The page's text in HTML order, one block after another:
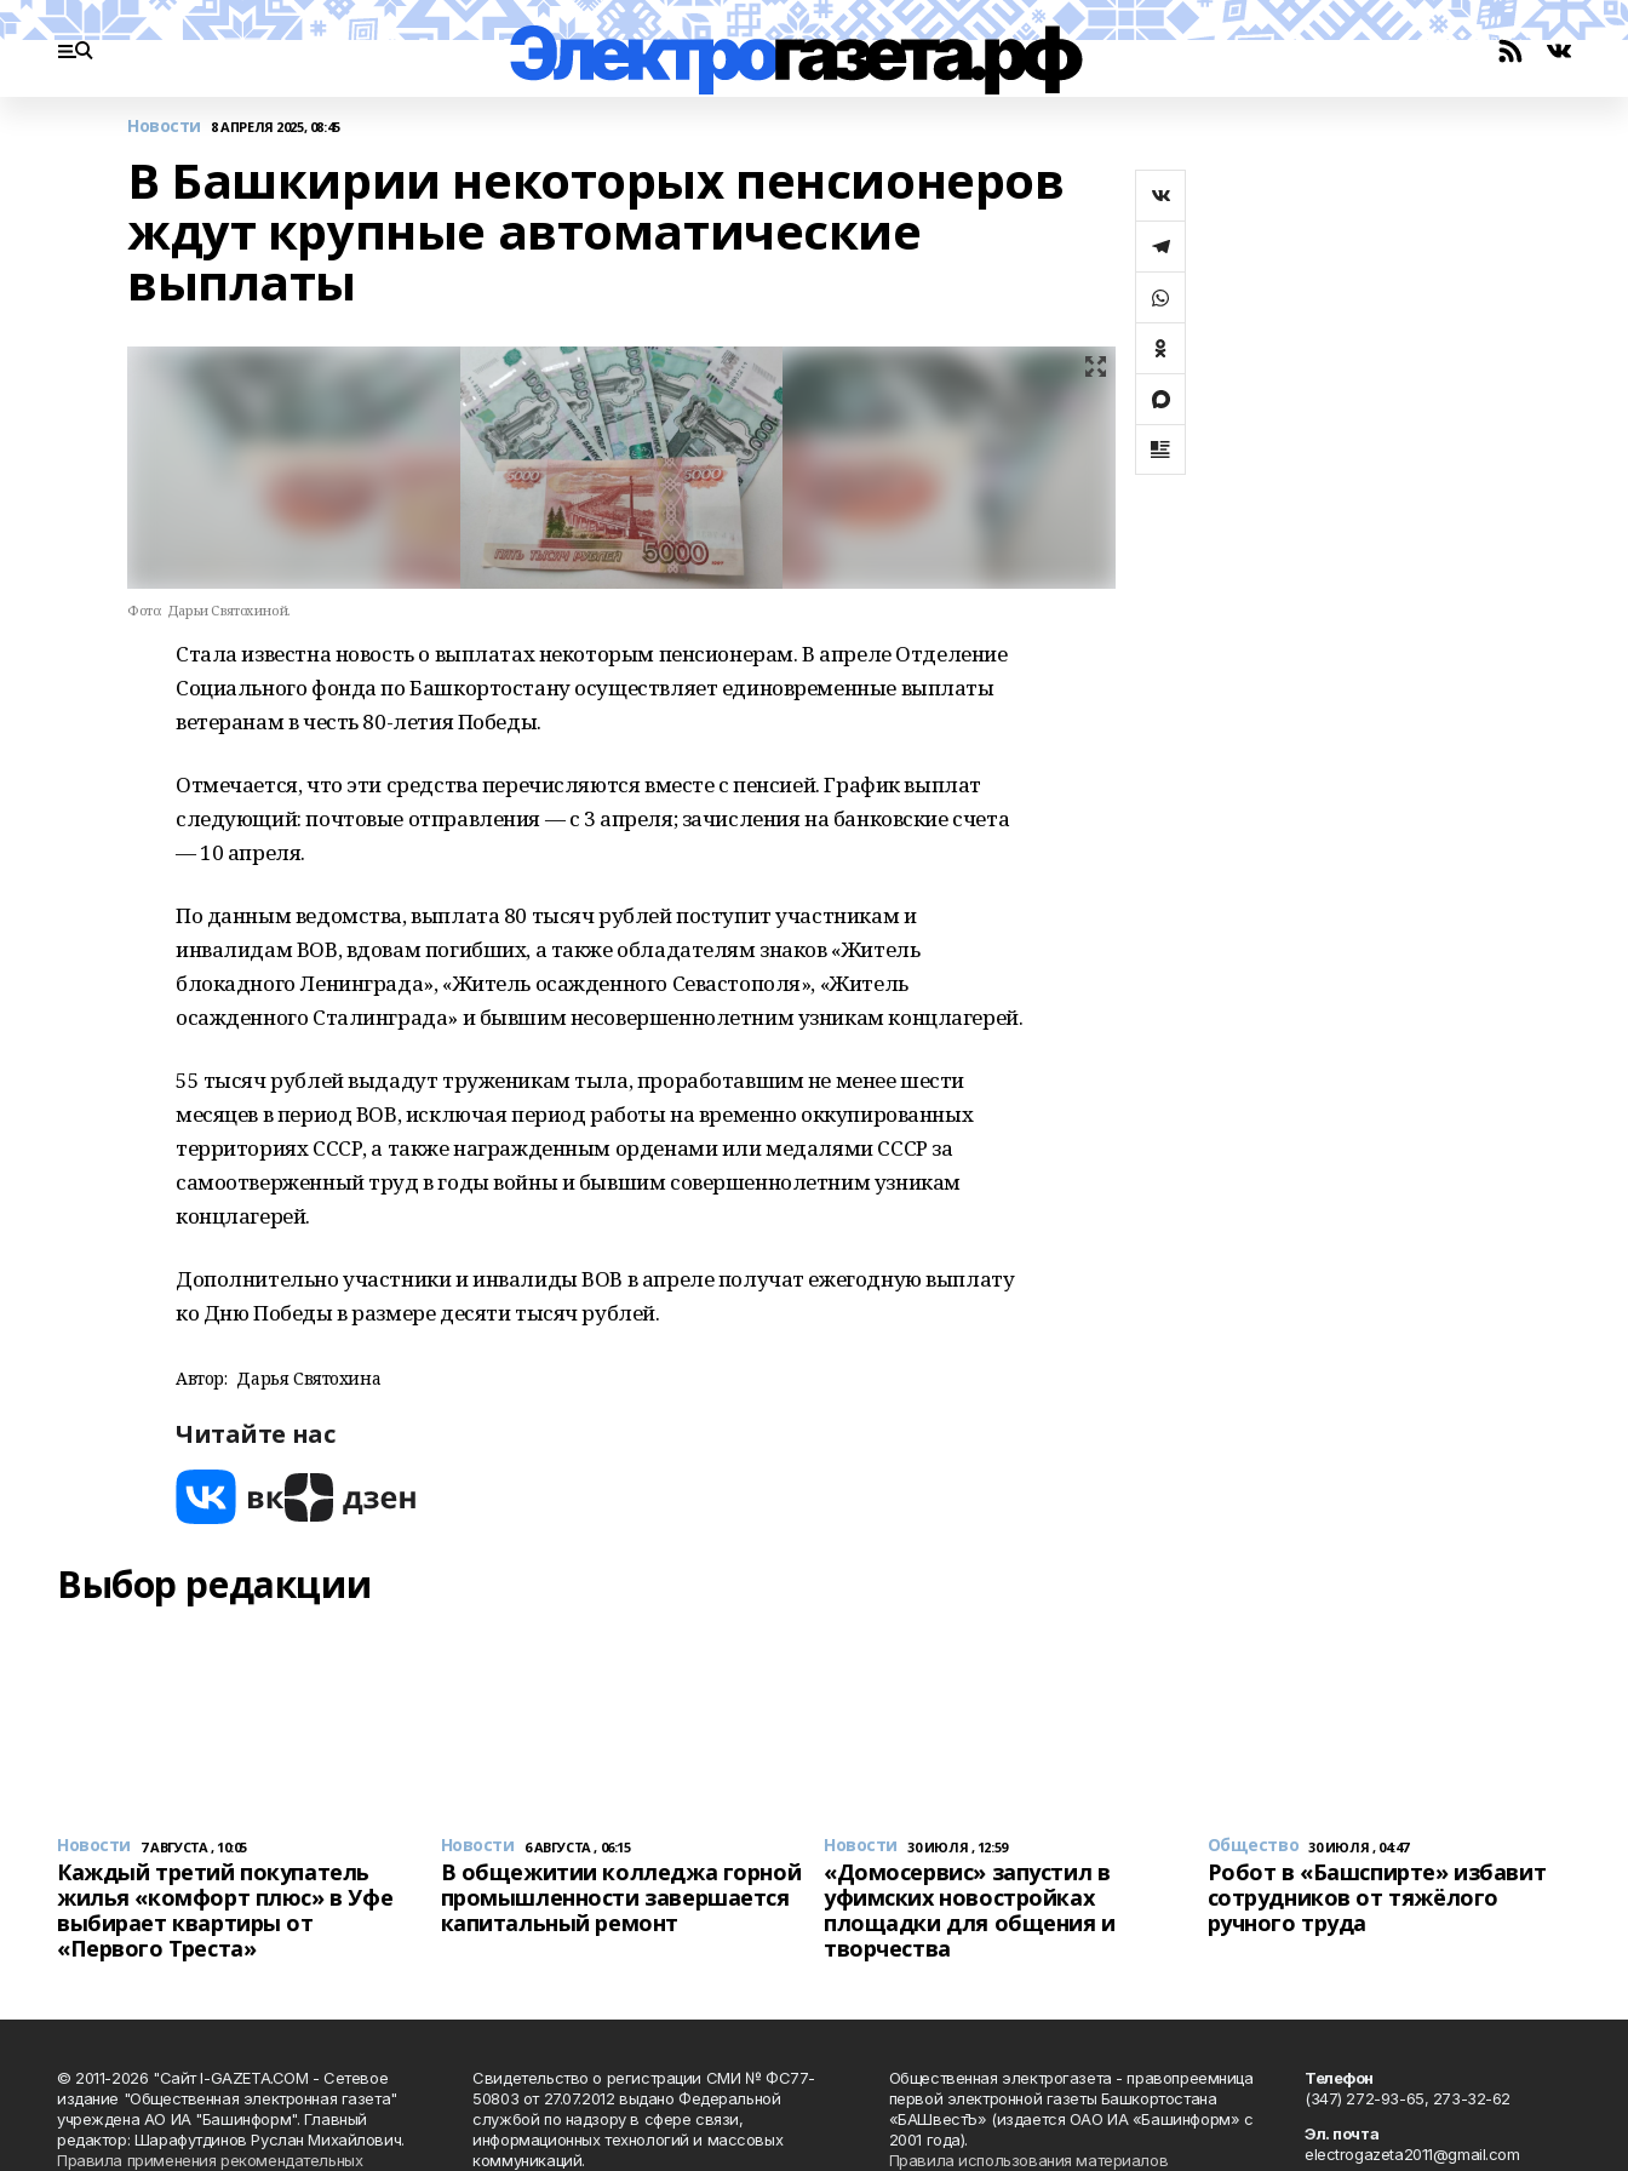
Новости 8 АПРЕЛЯ 2025, 08:45
В Башкирии некоторых пенсионеров
ждут крупные автоматические
выплаты
Фото: Дарьи Святохиной.
Стала известна новость о выплатах некоторым пенсионерам. В апреле Отделение
Социального фонда по Башкортостану осуществляет единовременные выплаты
ветеранам в честь 80-летия Победы.
Отмечается, что эти средства перечисляются вместе с пенсией. График выплат
следующий: почтовые отправления — с 3 апреля; зачисления на банковские счета
— 10 апреля.
По данным ведомства, выплата 80 тысяч рублей поступит участникам и
инвалидам ВОВ, вдовам погибших, а также обладателям знаков «Житель
блокадного Ленинграда», «Житель осажденного Севастополя», «Житель
осажденного Сталинграда» и бывшим несовершеннолетним узникам концлагерей.
55 тысяч рублей выдадут труженикам тыла, проработавшим не менее шести
месяцев в период ВОВ, исключая период работы на временно оккупированных
территориях СССР, а также награжденным орденами или медалями СССР за
самоотверженный труд в годы войны и бывшим совершеннолетним узникам
концлагерей.
Дополнительно участники и инвалиды ВОВ в апреле получат ежегодную выплату
ко Дню Победы в размере десяти тысяч рублей.
Автор: Дарья Святохина
Читайте нас
Выбор редакции
Новости 7 АВГУСТА , 10:05
Каждый третий покупатель
жилья «комфорт плюс» в Уфе
выбирает квартиры от
«Первого Треста»
Новости 6 АВГУСТА , 06:15
В общежитии колледжа горной
промышленности завершается
капитальный ремонт
Новости 30 ИЮЛЯ , 12:59
«Домосервис» запустил в
уфимских новостройках
площадки для общения и
творчества
Общество 30 ИЮЛЯ , 04:47
Робот в «Башспирте» избавит
сотрудников от тяжёлого
ручного труда
© 2011-2026 "Сайт I-GAZETA.COM - Сетевое
издание "Общественная электронная газета"
учреждена АО ИА "Башинформ". Главный
редактор: Шарафутдинов Руслан Михайлович.
Правила применения рекомендательных
Свидетельство о регистрации СМИ № ФС77-
50803 от 27.07.2012 выдано Федеральной
службой по надзору в сфере связи,
информационных технологий и массовых
коммуникаций.
Общественная электрогазета - правопреемница
первой электронной газеты Башкортостана
«БАШвестЪ» (издается ОАО ИА «Башинформ» с
2001 года).
Правила использования материалов
Телефон
(347) 272-93-65, 273-32-62
Эл. почта
electrogazeta2011@gmail.com